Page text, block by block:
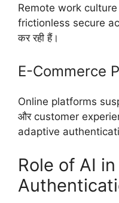
Remote work culture
frictionless secure
कर रही हैं।
E-Commerce
Online platforms
और customer
adaptive
Role of AI